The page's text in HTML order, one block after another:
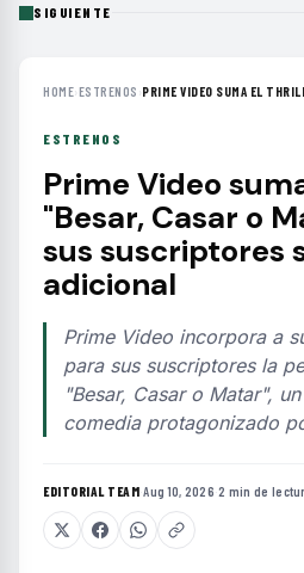
SIGUIENTE
HOME›ESTRENOS ›PRIME VIDEO SUMA EL
ESTRENOS
Prime Video
"Besar, Casar o
sus suscriptores
adicional
Prime Video incorpora a
para sus suscriptores la
"Besar, Casar o Matar",
comedia protagonizado
EDITORIAL TEAM·Aug 10, 2026·2 min de